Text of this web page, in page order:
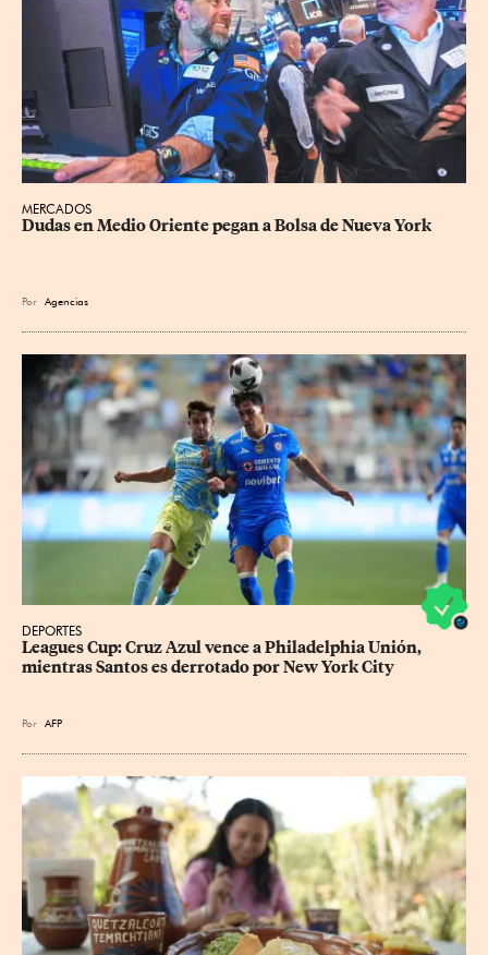
MERCADOS
Dudas en Medio Oriente pegan a Bolsa de Nueva York
Por Agencias
DEPORTES
Leagues Cup: Cruz Azul vence a Philadelphia Unión,
mientras Santos es derrotado por New York City
Por AFP